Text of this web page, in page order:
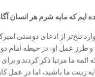
ایم که مایه شرم هر انسان
تلخ‌تر از ادعای دوستی
طرز عمل او، در حیطه امام
ما مرتبا ذکر کردند و برای
زینت ما باشید، اما در عمل